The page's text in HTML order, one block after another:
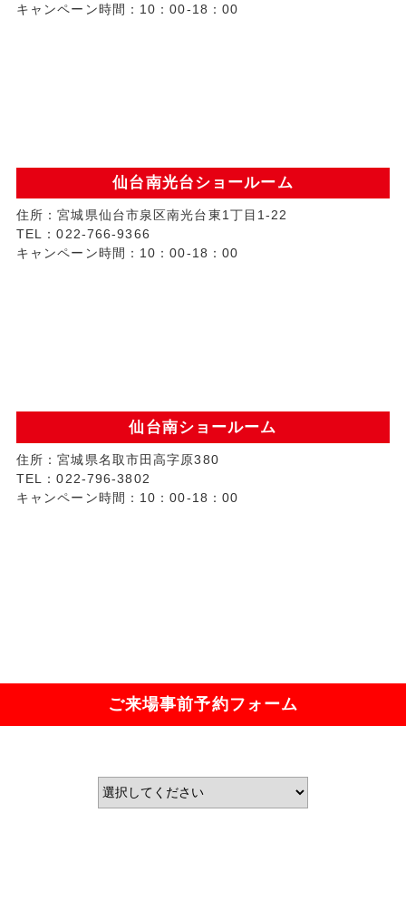
キャンペーン時間：10：00-18：00
仙台南光台ショールーム
住所：宮城県仙台市泉区南光台東1丁目1-22
TEL：022-766-9366
キャンペーン時間：10：00-18：00
仙台南ショールーム
住所：宮城県名取市田高字原380
TEL：022-796-3802
キャンペーン時間：10：00-18：00
ご来場事前予約フォーム